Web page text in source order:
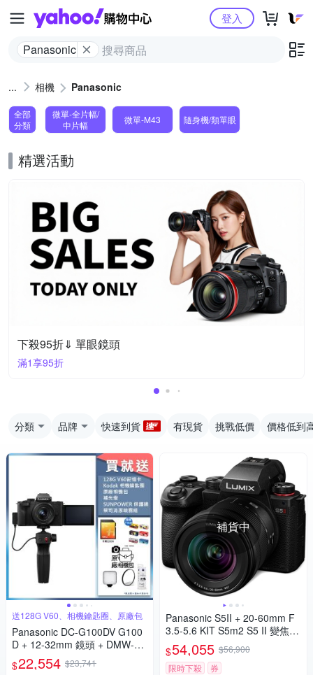
Yahoo購物中心
Panasonic
登入
相機 Panasonic
全部
分類
微單-全片幅/
中片幅
微單-M43 隨身機/類單眼
精選活動
下殺95折⇓ 單眼鏡頭
滿1享95折
分類 品牌 快速到貨 有現貨 挑戰低價 價格低到
送128G V60、相機鑰匙圈、原廠包
Panasonic DC-G100DV G100
D + 12-32mm 鏡頭 + DMW-SH
GR2 三腳架握把組 公司貨
$22,554 $23,741
補貨中
Panasonic S5II + 20-60mm F
3.5-5.6 KIT S5m2 S5 II 變焦鏡
組 公司貨
$54,055 $56,900
限時下殺
券